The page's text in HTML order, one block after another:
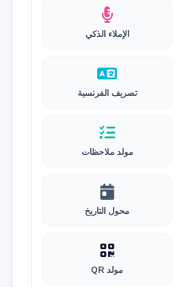
الإملاء الذكي
تصريف الفرنسية
مولد ملاحظات
محول التاريخ
مولد QR